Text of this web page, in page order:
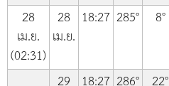
28
เม.ย.
(02:31)
28
เม.ย.
18:27 285° 8°